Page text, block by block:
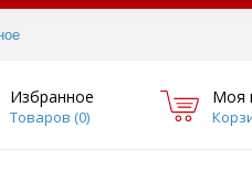
Избранное
Товаров (0)
Моя